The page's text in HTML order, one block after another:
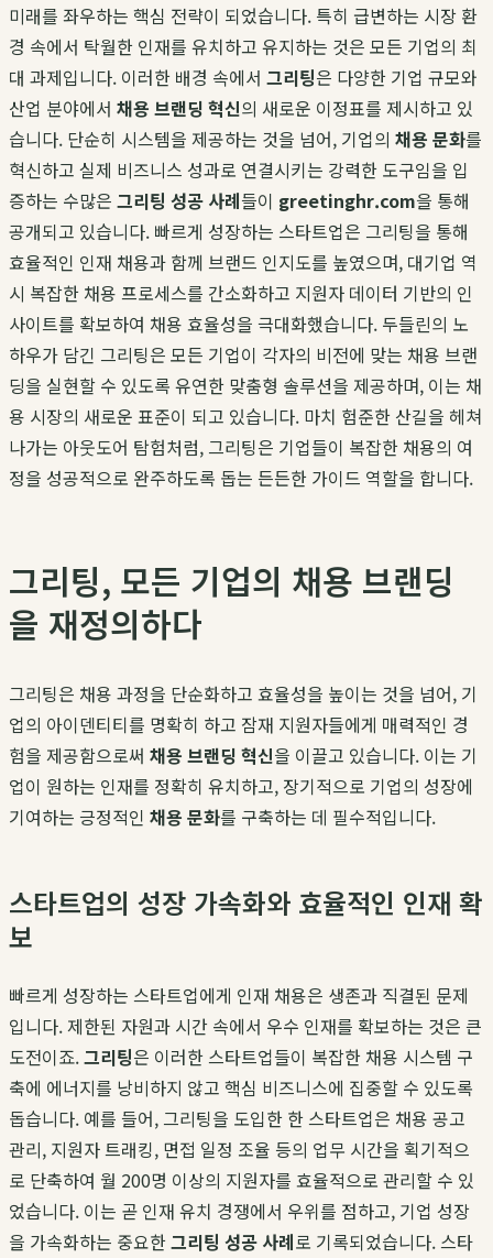
미래를 좌우하는 핵심 전략이 되었습니다. 특히 급변하는 시장 환
경 속에서 탁월한 인재를 유치하고 유지하는 것은 모든 기업의 최
대 과제입니다. 이러한 배경 속에서 그리팅은 다양한 기업 규모와
산업 분야에서 채용 브랜딩 혁신의 새로운 이정표를 제시하고 있
습니다. 단순히 시스템을 제공하는 것을 넘어, 기업의 채용 문화를
혁신하고 실제 비즈니스 성과로 연결시키는 강력한 도구임을 입
증하는 수많은 그리팅 성공 사례들이 greetinghr.com을 통해
공개되고 있습니다. 빠르게 성장하는 스타트업은 그리팅을 통해
효율적인 인재 채용과 함께 브랜드 인지도를 높였으며, 대기업 역
시 복잡한 채용 프로세스를 간소화하고 지원자 데이터 기반의 인
사이트를 확보하여 채용 효율성을 극대화했습니다. 두들린의 노
하우가 담긴 그리팅은 모든 기업이 각자의 비전에 맞는 채용 브랜
딩을 실현할 수 있도록 유연한 맞춤형 솔루션을 제공하며, 이는 채
용 시장의 새로운 표준이 되고 있습니다. 마치 험준한 산길을 헤쳐
나가는 아웃도어 탐험처럼, 그리팅은 기업들이 복잡한 채용의 여
정을 성공적으로 완주하도록 돕는 든든한 가이드 역할을 합니다.
그리팅, 모든 기업의 채용 브랜딩
을 재정의하다
그리팅은 채용 과정을 단순화하고 효율성을 높이는 것을 넘어, 기
업의 아이덴티티를 명확히 하고 잠재 지원자들에게 매력적인 경
험을 제공함으로써 채용 브랜딩 혁신을 이끌고 있습니다. 이는 기
업이 원하는 인재를 정확히 유치하고, 장기적으로 기업의 성장에
기여하는 긍정적인 채용 문화를 구축하는 데 필수적입니다.
스타트업의 성장 가속화와 효율적인 인재 확
보
빠르게 성장하는 스타트업에게 인재 채용은 생존과 직결된 문제
입니다. 제한된 자원과 시간 속에서 우수 인재를 확보하는 것은 큰
도전이죠.그리팅은 이러한 스타트업들이 복잡한 채용 시스템 구
축에 에너지를 낭비하지 않고 핵심 비즈니스에 집중할 수 있도록
돕습니다. 예를 들어, 그리팅을 도입한 한 스타트업은 채용 공고
관리, 지원자 트래킹, 면접 일정 조율 등의 업무 시간을 획기적으
로 단축하여 월 200명 이상의 지원자를 효율적으로 관리할 수 있
었습니다. 이는 곧 인재 유치 경쟁에서 우위를 점하고, 기업 성장
을 가속화하는 중요한그리팅 성공 사례로 기록되었습니다. 스타